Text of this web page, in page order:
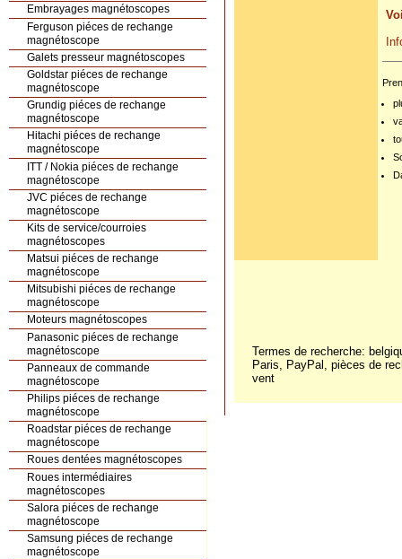
Embrayages magnétoscopes
Ferguson piéces de rechange
magnétoscope
Galets presseur magnétoscopes
Goldstar piéces de rechange
magnétoscope
Grundig piéces de rechange
magnétoscope
Hitachi piéces de rechange
magnétoscope
ITT / Nokia piéces de rechange
magnétoscope
JVC piéces de rechange
magnétoscope
Kits de service/courroies
magnétoscopes
Matsui piéces de rechange
magnétoscope
Mitsubishi piéces de rechange
magnétoscope
Moteurs magnétoscopes
Panasonic piéces de rechange
magnétoscope
Panneaux de commande
magnétoscope
Philips piéces de rechange
magnétoscope
Roadstar piéces de rechange
magnétoscope
Roues dentées magnétoscopes
Roues intermédiaires
magnétoscopes
Salora piéces de rechange
magnétoscope
Samsung piéces de rechange
magnétoscope
Termes de recherche:
Paris, PayPal, pièces de
vent